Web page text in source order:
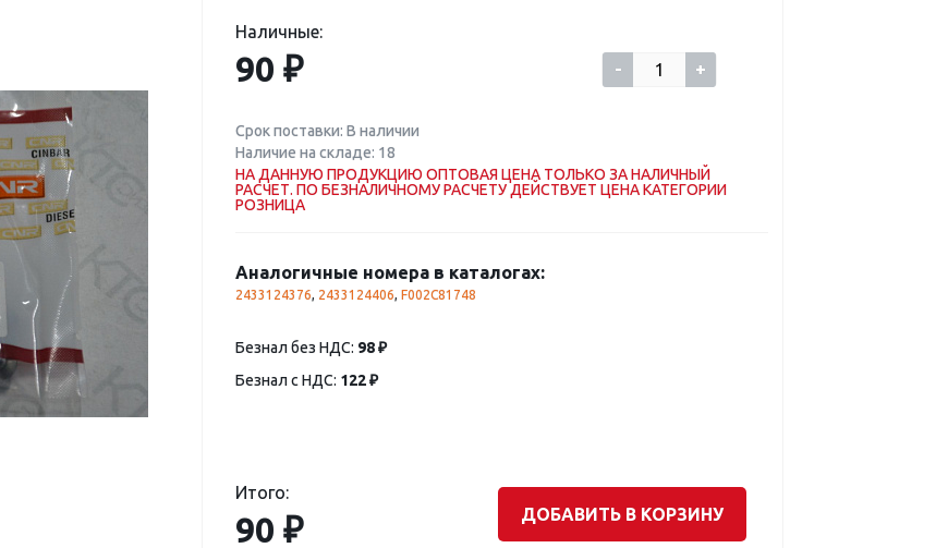
Наличные:
90 ₽ - +
Срок поставки: В наличии
Наличие на складе: 18
НА ДАННУЮ ПРОДУКЦИЮ ОПТОВАЯ ЦЕНА ТОЛЬКО ЗА НАЛИЧНЫЙ
РАСЧЕТ. ПО БЕЗНАЛИЧНОМУ РАСЧЕТУ ДЕЙСТВУЕТ ЦЕНА КАТЕГОРИИ
РОЗНИЦА
Аналогичные номера в каталогах:
2433124376, 2433124406, F002C81748
Безнал без НДС: 98 ₽
Безнал с НДС: 122 ₽
Итого:
90 ₽ ДОБАВИТЬ В КОРЗИНУ